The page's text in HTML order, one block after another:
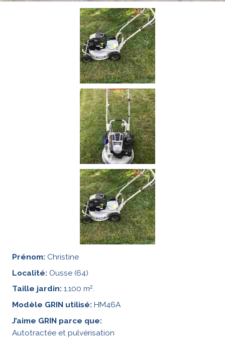
Prénom: Christine
Localité: Ousse (64)
Taille jardin: 1.100 m2.
Modèle GRIN utilisé: HM46A
J’aime GRIN parce que:
Autotractée et pulvérisation